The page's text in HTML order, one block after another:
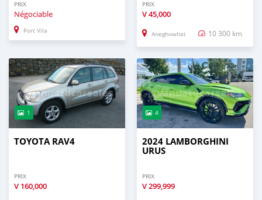
PRIX
Négociable
Port Vila
PRIX
V45,000
Aneghowhat 10 300 km
1
TOYOTA RAV4
PRIX
V 160,000
4
2024 LAMBORGHINI
URUS
PRIX
V299,999